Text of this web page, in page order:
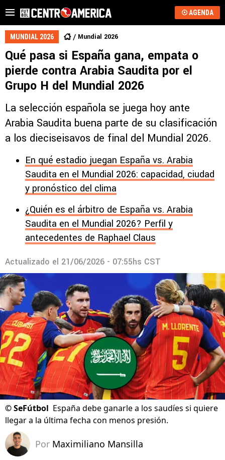
AGENDA
MUNDIAL 2026 Mundial 2026
Qué pasa si España gana, empata o
pierde contra Arabia Saudita por el
Grupo H del Mundial 2026
La selección española se juega hoy ante
Arabia Saudita buena parte de su clasificación
a los dieciseisavos de final del Mundial 2026.
En qué estadio juegan España vs. Arabia
Saudita en el Mundial 2026: capacidad, ciudad
y pronóstico del clima
¿Quién es el árbitro de España vs. Arabia
Saudita en el Mundial 2026? Perfil y
antecedentes de Raphael Claus
Actualizado el 21/06/2026 - 07:55hs CST
©SeFútbol España debe ganarle a los saudíes si quiere
llegar a la última fecha con menos presión.
Por Maximiliano Mansilla